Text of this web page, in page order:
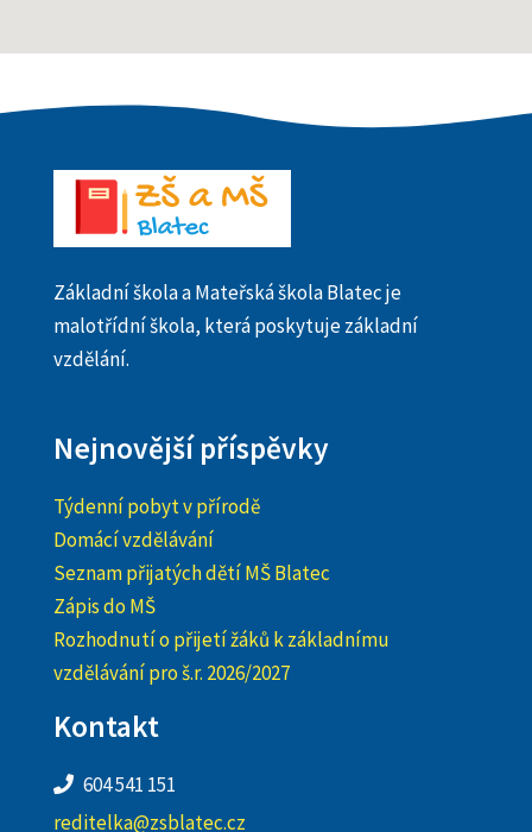
Základní škola a Mateřská škola Blatec je
malotřídní škola, která poskytuje základní
vzdělání.
Nejnovější příspěvky
Týdenní pobyt v přírodě
Domácí vzdělávání
Seznam přijatých dětí MŠ Blatec
Zápis do MŠ
Rozhodnutí o přijetí žáků k základnímu
vzdělávání pro š.r. 2026/2027
Kontakt
604 541 151
reditelka@zsblatec.cz